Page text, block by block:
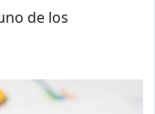
de los